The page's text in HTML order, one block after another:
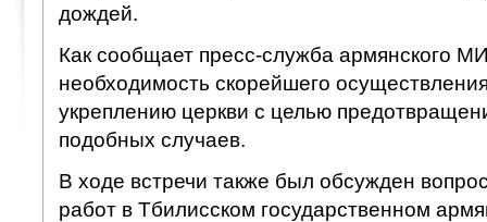
дождей.
Как сообщает пресс-служба армянского
необходимость скорейшего
укреплению церкви с целью
подобных случаев.
В ходе встречи также был обсужден
работ в Тбилисском государственном